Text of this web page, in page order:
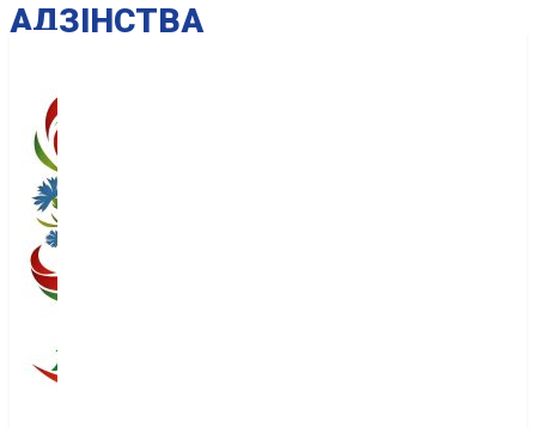
AДЗІНСТВА